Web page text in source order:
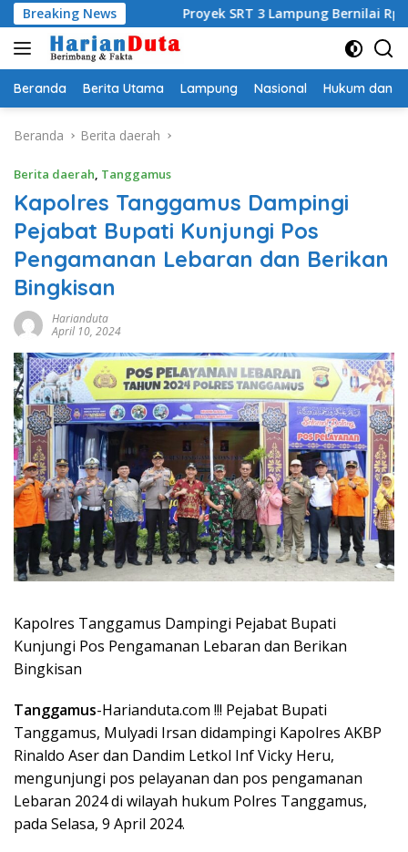
Langsung
ke
konten
Breaking News
Proyek SRT 3 Lampung Bernilai Rp453 M Gunakan GRC,
Beranda Berita Utama Lampung Nasional Hukum dan
Beranda Berita daerah
Berita daerah, Tanggamus
Kapolres Tanggamus Dampingi
Pejabat Bupati Kunjungi Pos
Pengamanan Lebaran dan Berikan
Bingkisan
Harianduta
April 10, 2024
Kapolres Tanggamus Dampingi Pejabat Bupati
Kunjungi Pos Pengamanan Lebaran dan Berikan
Bingkisan
Tanggamus-Harianduta.com !!! Pejabat Bupati
Tanggamus, Mulyadi Irsan didampingi Kapolres AKBP
Rinaldo Aser dan Dandim Letkol Inf Vicky Heru,
mengunjungi pos pelayanan dan pos pengamanan
Lebaran 2024 di wilayah hukum Polres Tanggamus,
pada Selasa, 9 April 2024.